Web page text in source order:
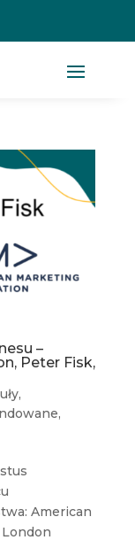
–
Peter Fisk,
,
,
American